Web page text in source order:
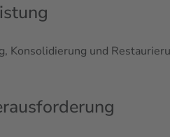
Konsolidierung und